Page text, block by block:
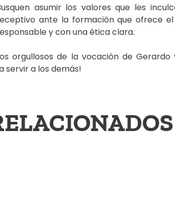
asumir los valores que les
ante la formación que ofrece
y con una ética clara.
orgullosos de la vocación de
servir a los demás!